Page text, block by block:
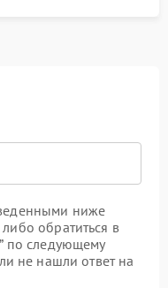
ниже
обратиться в
по следующему
не нашли ответ на